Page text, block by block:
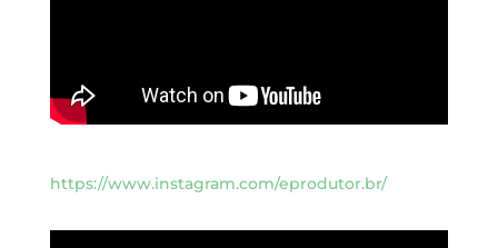
https://www.instagram.com/eprodutor.br/